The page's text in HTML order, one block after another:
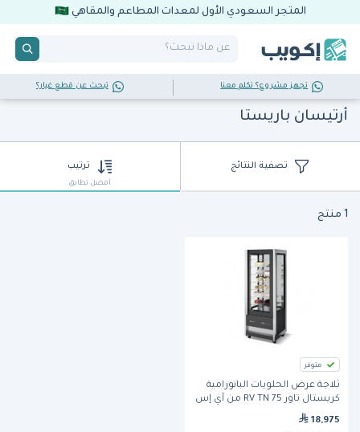
المتجر السعودي الأول لمعدات المطاعم والمقاهي
تجهز مشروع؟ تكلم معنا تبحث عن قطع غيار؟
أرتيسان باريستا
تصفية النتائج ترتيب
أفضل تطابق
1 منتج
متوفر
ثلاجة عرض الحلويات البانورامية
كريستال تاور 75 RV TN من آي إس
18,975